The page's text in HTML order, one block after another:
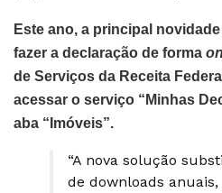
Este ano, a principal
fazer a declaração de forma
de Serviços da Receita
acessar o serviço “Minhas
aba “Imóveis”.
“A nova solução
de downloads